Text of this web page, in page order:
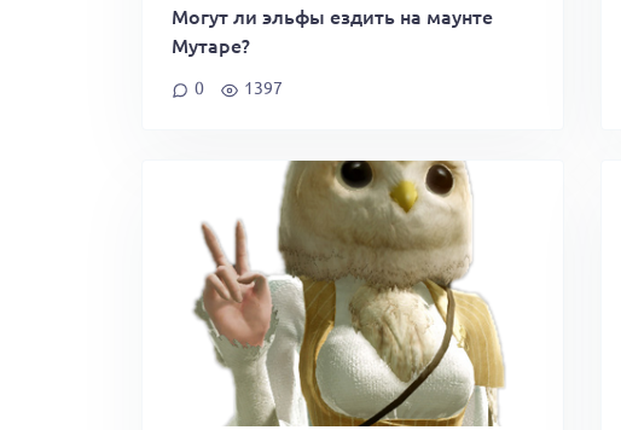
Могут ли эльфы ездить на маунте
Мутаре?
0 1397